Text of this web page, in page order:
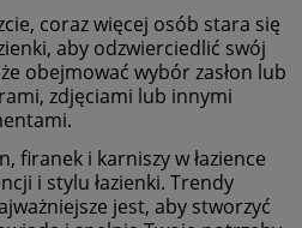
coraz więcej osób stara się
aby odzwierciedlić swój
obejmować wybór zasłon lub
zdjęciami lub innymi
firanek i karniszy w łazience
i stylu łazienki. Trendy
jest, aby stworzyć